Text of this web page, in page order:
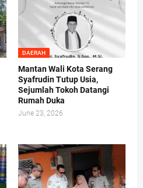
DAERAH
Mantan Wali Kota Serang
Syafrudin Tutup Usia,
Sejumlah Tokoh Datangi
Rumah Duka
June 23, 2026